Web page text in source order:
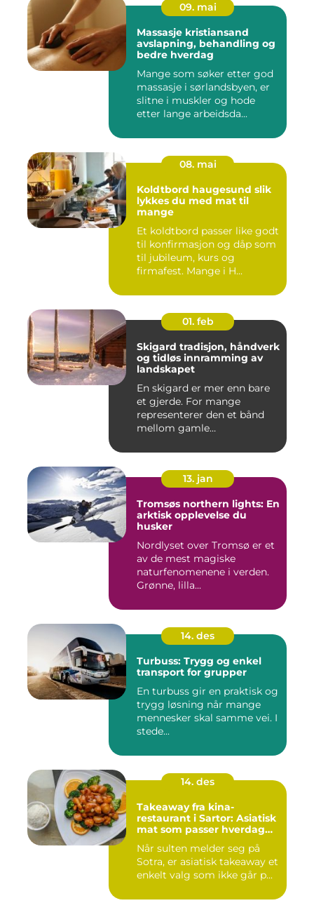
09. mai
Massasje kristiansand
avslapning, behandling og
bedre hverdag
Mange som søker etter god
massasje i sørlandsbyen, er
slitne i muskler og hode
etter lange arbeidsda...
08. mai
Koldtbord haugesund slik
lykkes du med mat til
mange
Et koldtbord passer like godt
til konfirmasjon og dåp som
til jubileum, kurs og
firmafest. Mange i H...
01. feb
Skigard tradisjon, håndverk
og tidløs innramming av
landskapet
En skigard er mer enn bare
et gjerde. For mange
representerer den et bånd
mellom gamle
13. jan
Tromsøs northern lights: En
arktisk opplevelse du
husker
Nordlyset over Tromsø er et
av de mest magiske
naturfenomenene i verden.
Grønne, lilla...
14. des
Turbuss: Trygg og enkel
transport for grupper
En turbuss gir en praktisk og
trygg løsning når mange
mennesker skal samme vei. I
stede...
14. des
Takeaway fra kina-
restaurant i Sartor: Asiatisk
mat som passer hverdag
Når sulten melder seg på
Sotra, er asiatisk takeaway et
enkelt valg som ikke går p...